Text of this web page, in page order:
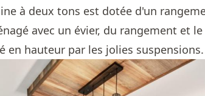
à deux tons est dotée d'un
avec un évier, du rangement et
en hauteur par les jolies suspensions.